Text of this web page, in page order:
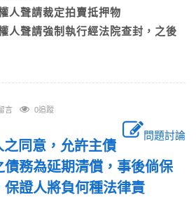
人聲請裁定拍賣抵押物
人聲請強制執行經法院查封，之後
言 0追蹤
問題討論
之同意，允許主債
務為延期清償，事後倘保
證人將負何種法律責